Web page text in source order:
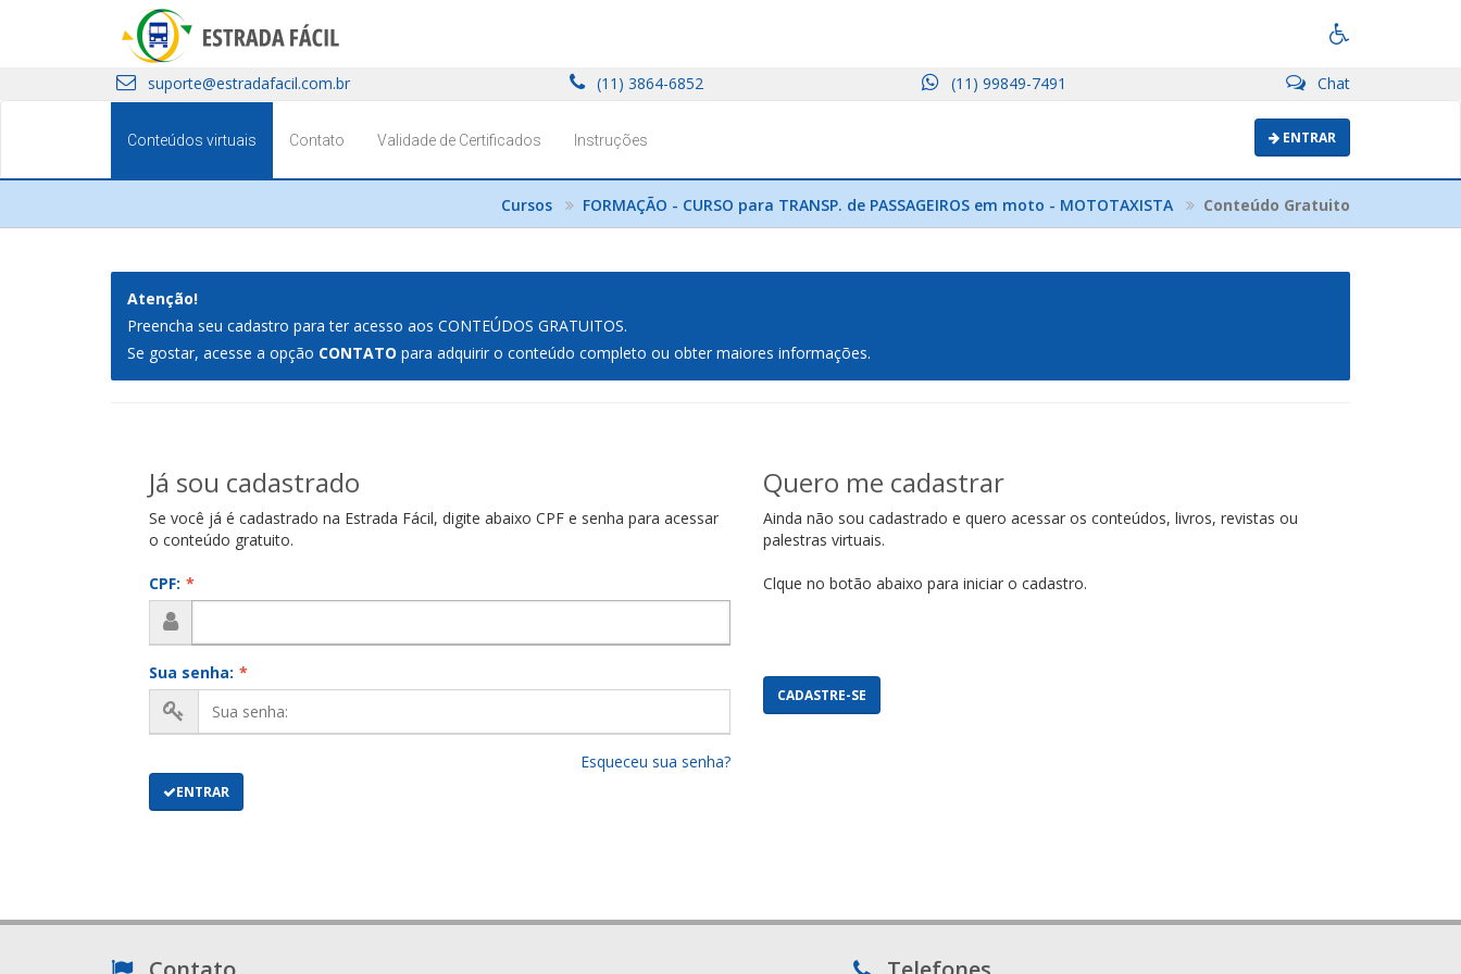
suporte@estradafacil.com.br (11) 3864-6852 (11) 99849-7491 Chat
Conteúdos virtuais Contato Validade de Certificados Instruções ENTRAR
Cursos FORMAÇÃO - CURSO para TRANSP. de PASSAGEIROS em moto - MOTOTAXISTA Conteúdo Gratuito
Atenção!
Preencha seu cadastro para ter acesso aos CONTEÚDOS GRATUITOS.
Se gostar, acesse a opção CONTATO para adquirir o conteúdo completo ou obter maiores informações.
Já sou cadastrado
Se você já é cadastrado na Estrada Fácil, digite abaixo CPF e senha para acessar
o conteúdo gratuito.
CPF: *
Sua senha: *
ENTRAR
Esqueceu sua senha?
Quero me cadastrar
Ainda não sou cadastrado e quero acessar os conteúdos, livros, revistas ou
palestras virtuais.
Clque no botão abaixo para iniciar o cadastro.
CADASTRE-SE